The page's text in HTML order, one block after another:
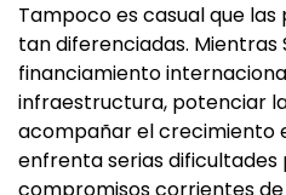
Tampoco es casual que
tan diferenciadas. Mientras
financiamiento
infraestructura, potenciar
acompañar el crecimiento
enfrenta serias